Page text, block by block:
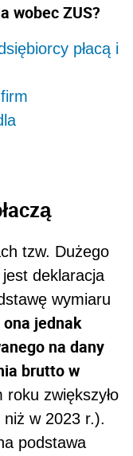
wobec ZUS?
płacą i
tzw. Dużego
deklaracja
wymiaru
jednak
na dany
brutto w
roku zwiększyło
niż w 2023 r.).
podstawa